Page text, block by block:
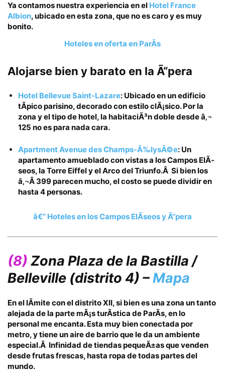
Ya contamos nuestra experiencia en el Hotel France
Albion, ubicado en esta zona, que no es caro y es muy
bonito.
Hoteles en oferta en ParÃ­s
Alojarse bien y barato en la Ã“pera
Hotel Bellevue Saint-Lazare: Ubicado en un edificio
tÃ­pico parisino, decorado con estilo clÃ¡sico. Por la
zona y el tipo de hotel, la habitaciÃ³n doble desdeâ‚¬
125 no es para nada cara.
Apartment Avenue des Champs-Ã‰lysÃ©e: Un
apartamento amueblado con vistas a los Campos ElÃ­
seos, la Torre Eiffel y el Arco del Triunfo.Â Si bien los
â‚¬Â 399parecen mucho, el costo se puede dividir en
hasta 4 personas.
â€“ Hoteles en los Campos ElÃ­seos y Ã“pera
(8) Zona Plaza de la Bastilla /
Belleville (distrito 4) –Mapa
En el lÃ­mite con el distrito XII, si bien es una zona un tanto
alejada de la parte mÃ¡s turÃ­stica de ParÃ­s, en lo
personal me encanta.Esta muy bien conectada por
metro, y tiene un aire de barrio que le da un ambiente
especial.Â Infinidad de tiendas pequeÃ±as que venden
desde frutas frescas, hasta ropa de todas partes del
mundo.